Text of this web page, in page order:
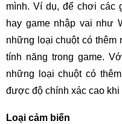
mình. Ví dụ, để chơi các
hay game nhập vai như
những loại chuột có
tính năng trong game.
những loại chuột có
được độ chính xác cao khi
Loại cảm biến